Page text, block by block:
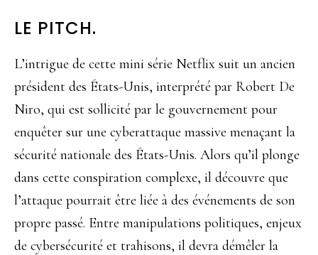
LE PITCH.
L’intrigue de cette mini série Netflix suit un ancien
président des États-Unis, interprété par Robert De
Niro, qui est sollicité par le gouvernement pour
enquêter sur une cyberattaque massive menaçant la
sécurité nationale des États-Unis. Alors qu’il plonge
dans cette conspiration complexe, il découvre que
l’attaque pourrait être liée à des événements de son
propre passé. Entre manipulations politiques, enjeux
de cybersécurité et trahisons, il devra démêler la